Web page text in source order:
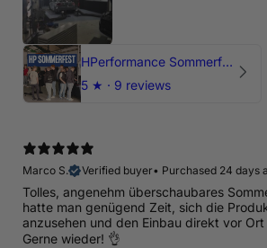
HPerformance Sommerfest 2026
5 ★ · 9 reviews
Marco S.
Verified buyer• Purchased 24 days
Tolles, angenehm überschaubares
hatte man genügend Zeit, sich die
anzusehen und den Einbau direkt vor
Gerne wieder! 👌